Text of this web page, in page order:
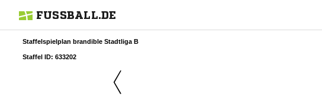
FUSSBALL.DE
Staffelspielplan brandible Stadtliga B
Staffel ID: 633202